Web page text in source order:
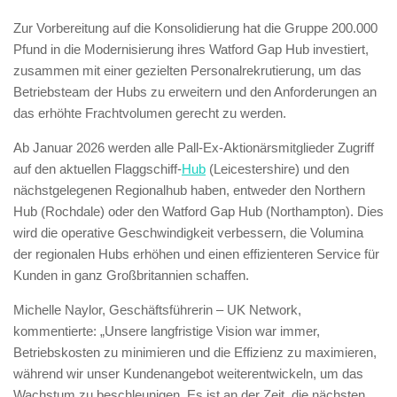
Zur Vorbereitung auf die Konsolidierung hat die Gruppe 200.000
Pfund in die Modernisierung ihres Watford Gap Hub investiert,
zusammen mit einer gezielten Personalrekrutierung, um das
Betriebsteam der Hubs zu erweitern und den Anforderungen an
das erhöhte Frachtvolumen gerecht zu werden.
Ab Januar 2026 werden alle Pall-Ex-Aktionärsmitglieder Zugriff
auf den aktuellen Flaggschiff-Hub (Leicestershire) und den
nächstgelegenen Regionalhub haben, entweder den Northern
Hub (Rochdale) oder den Watford Gap Hub (Northampton). Dies
wird die operative Geschwindigkeit verbessern, die Volumina
der regionalen Hubs erhöhen und einen effizienteren Service für
Kunden in ganz Großbritannien schaffen.
Michelle Naylor, Geschäftsführerin – UK Network,
kommentierte: „Unsere langfristige Vision war immer,
Betriebskosten zu minimieren und die Effizienz zu maximieren,
während wir unser Kundenangebot weiterentwickeln, um das